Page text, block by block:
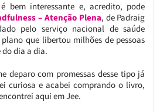
bem interessante e, acredito, pode
– Atenção Plena, de Padraig
pelo serviço nacional de saúde
que libertou milhões de pessoas
do dia a dia.
deparo com promessas desse tipo já
curiosa e acabei comprando o livro,
aqui em Jee.